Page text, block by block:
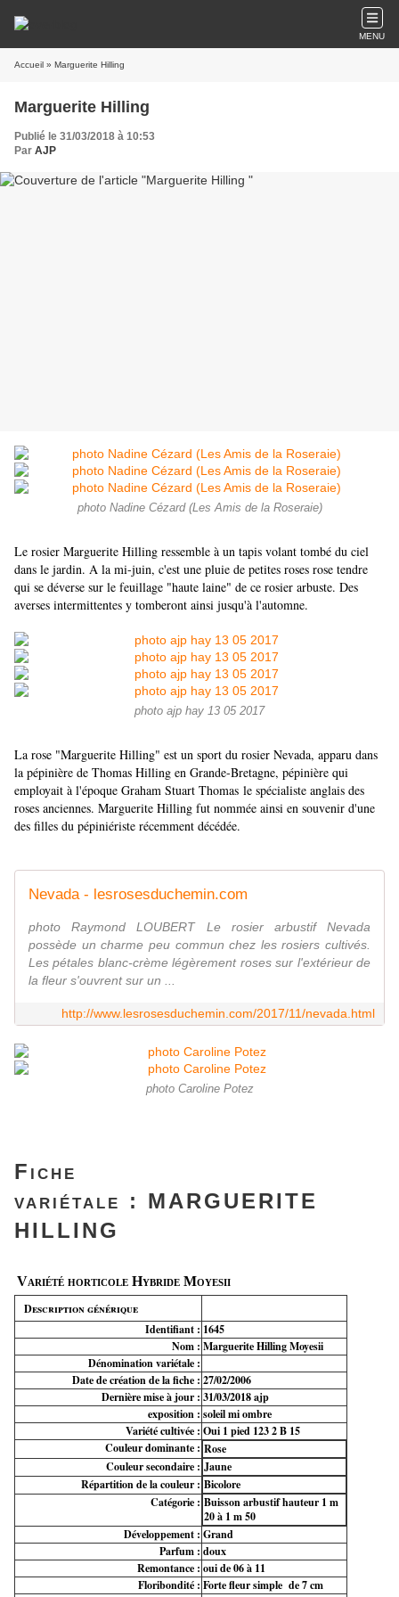
MENU
Accueil » Marguerite Hilling
Marguerite Hilling
Publié le 31/03/2018 à 10:53
Par AJP
photo Nadine Cézard (Les Amis de la Roseraie)
Le rosier Marguerite Hilling ressemble à un tapis volant tombé du ciel
dans le jardin. A la mi-juin, c'est une pluie de petites roses rose tendre
qui se déverse sur le feuillage "haute laine" de ce rosier arbuste. Des
averses intermittentes y tomberont ainsi jusqu'à l'automne.
photo ajp hay 13 05 2017
La rose "Marguerite Hilling" est un sport du rosier Nevada, apparu dans
la pépinière de Thomas Hilling en Grande-Bretagne, pépinière qui
employait à l'époque Graham Stuart Thomas le spécialiste anglais des
roses anciennes. Marguerite Hilling fut nommée ainsi en souvenir d'une
des filles du pépiniériste récemment décédée.
Nevada - lesrosesduchemin.com
photo Raymond LOUBERT Le rosier arbustif Nevada
possède un charme peu commun chez les rosiers cultivés.
Les pétales blanc-crème légèrement roses sur l'extérieur de
la fleur s'ouvrent sur un ...
http://www.lesrosesduchemin.com/2017/11/nevada.html
photo Caroline Potez
Fiche
variétale : MARGUERITE
HILLING
Variété horticole Hybride Moyesii
Description générique
Identifiant : 1645
Nom : Marguerite Hilling Moyesii
Dénomination variétale :
Date de création de la fiche : 27/02/2006
Dernière mise à jour : 31/03/2018 ajp
exposition : soleil mi ombre
Variété cultivée : Oui 1 pied 123 2 B 15
Couleur dominante : Rose
Couleur secondaire : Jaune
Répartition de la couleur : Bicolore
Catégorie : Buisson arbustif hauteur 1 m
20 à 1 m 50
Développement : Grand
Parfum : doux
Remontance : oui de 06 à 11
Floribondité : Forte fleur simple de 7 cm